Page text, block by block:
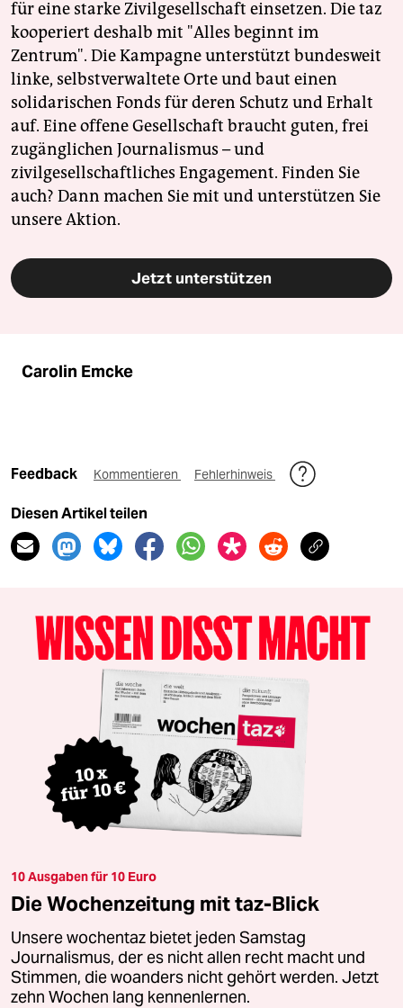
für eine starke Zivilgesellschaft einsetzen. Die taz
kooperiert deshalb mit "Alles beginnt im
Zentrum". Die Kampagne unterstützt bundesweit
linke, selbstverwaltete Orte und baut einen
solidarischen Fonds für deren Schutz und Erhalt
auf. Eine offene Gesellschaft braucht guten, frei
zugänglichen Journalismus – und
zivilgesellschaftliches Engagement. Finden Sie
auch? Dann machen Sie mit und unterstützen Sie
unsere Aktion.
Jetzt unterstützen
Carolin Emcke
Feedback Kommentieren Fehlerhinweis
Diesen Artikel teilen
10 Ausgaben für 10 Euro
Die Wochenzeitung mit taz-Blick
Unsere wochentaz bietet jeden Samstag
Journalismus, der es nicht allen recht macht und
Stimmen, die woanders nicht gehört werden. Jetzt
zehn Wochen lang kennenlernen.